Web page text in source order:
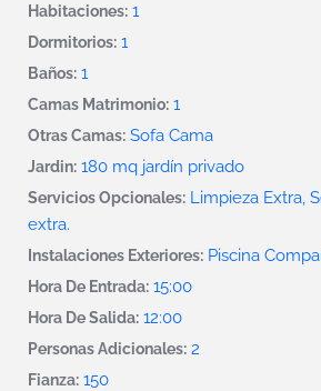
Habitaciones: 1
Dormitorios: 1
Baños: 1
Camas Matrimonio: 1
Otras Camas: Sofa Cama
Jardin: 180 mq jardín privado
Servicios Opcionales: Limpieza Extra,
extra.
Instalaciones Exteriores: Piscina
Hora De Entrada: 15:00
Hora De Salida: 12:00
Personas Adicionales: 2
Fianza: 150